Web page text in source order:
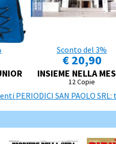
Sconto del 3%
€ 20,90
INSIEME NELLA
12 Copie
PERIODICI SAN PAOLO